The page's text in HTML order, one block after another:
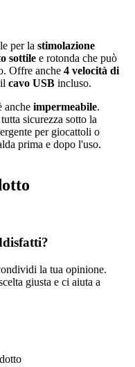
per la stimolazione
sottile e rotonda che può
Offre anche 4 velocità di
cavo USB incluso.
anche impermeabile.
sicurezza sotto la
per giocattoli o
prima e dopo l'uso.
la tua opinione.
giusta e ci aiuta a